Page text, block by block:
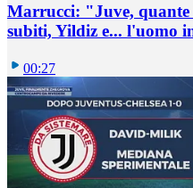
Marrucci: "Juve, quante
subiti, Yildiz e... l'uomo
00:27